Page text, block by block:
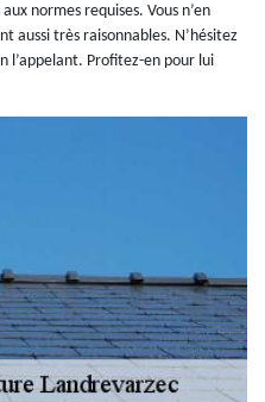
normes requises. Vous n’en
aussi très raisonnables. N’hésitez
l’appelant. Profitez-en pour lui